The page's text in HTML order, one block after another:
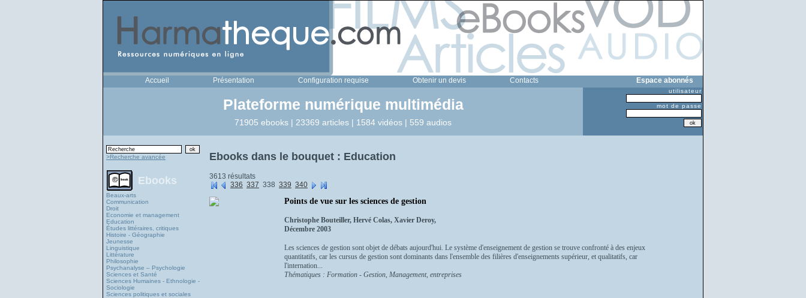
Accueil Présentation Configuration requise Obtenir un devis Contacts Espace abonnés
Plateforme numérique multimédia
71905 ebooks | 23369 articles | 1584 vidéos | 559 audios
utilisateur
mot de passe
>Recherche avancée
Ebooks
Beaux-arts
Communication
Droit
Economie et management
Education
Études littéraires, critiques
Histoire - Géographie
Jeunesse
Linguistique
Littérature
Philosophie
Psychanalyse – Psychologie
Sciences et Santé
Sciences Humaines - Ethnologie -
Sociologie
Sciences politiques et sociales
Ebooks dans le bouquet : Education
3613 résultats
336 337 338 339 340
Points de vue sur les sciences de gestion
Christophe Bouteiller, Hervé Colas, Xavier Deroy,
Décembre 2003
Les sciences de gestion sont objet de débats aujourd'hui. Le système d'enseignement de gestion se trouve confronté à des enjeux
quantitatifs, car les cursus de gestion sont dominants dans l'ensemble des filières d'enseignements supérieur, et qualitatifs, car
l'internation...
Thématiques : Formation - Gestion, Management, entreprises